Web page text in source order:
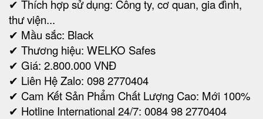
✔ Thích hợp sử dụng: Công ty, cơ quan, gia đình,
thư viện...
✔ Mầu sắc: Black
✔ Thương hiệu: WELKO Safes
✔ Giá: 2.800.000 VNĐ
✔ Liên Hệ Zalo: 098 2770404
✔ Cam Kết Sản Phẩm Chất Lượng Cao: Mới 100%
✔ Hotline International 24/7: 0084 98 2770404